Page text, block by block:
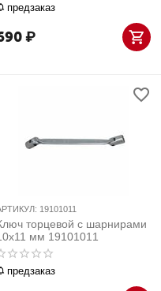
предзаказ
₽
19101011
торцевой с шарнирами
мм 19101011
предзаказ